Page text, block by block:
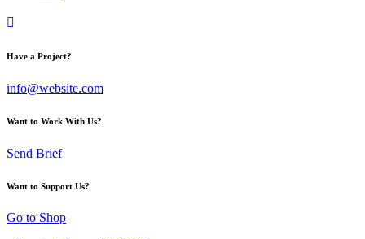
Have a Project?
info@website.com
Want to Work With Us?
Send Brief
Want to Support Us?
Go to Shop